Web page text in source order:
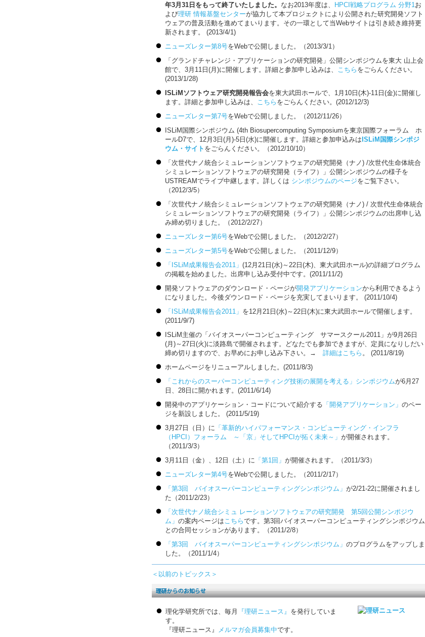
年3月31日をもって終了いたしました。 なお2013年度は、 HPCI戦略プログラム 分野1お
よび理研 情報基盤センターが協力して本プロジェクトにより公開された研究開発ソフト
ウェアの普及活動を進めてまいります。その一環として当Webサイトは引き続き維持更
新されます。 (2013/4/1)
ニューズレター第8号をWebで公開しました。（2013/3/1）
「グランドチャレンジ・アプリケーションの研究開発」公開シンポジウムを東大 山上会
館で、3月11日(月)に開催します。詳細と参加申し込みは、 こちら をごらんください。
(2013/1/28)
ISLiMソフトウェア研究開発報告会を東大武田ホールで、1月10日(木)-11日(金)に開催し
ます。詳細と参加申し込みは、 こちら をごらんください。(2012/12/3)
ニューズレター第7号をWebで公開しました。（2012/11/26）
ISLiM国際シンポジウム (4th Biosupercomputing Symposiumを東京国際フォーラム ホ
ールD7で、12月3日(月)-5日(水)に開催します。詳細と参加申込みは ISLiM国際シンポジ
ウム・サイト をごらんください。（2012/10/10）
「次世代ナノ統合シミュレーションソフトウェアの研究開発（ナノ) /次世代生命体統合
シミュレーションソフトウェアの研究開発（ライフ）」公開シンポジウムの様子を
USTREAMでライブ中継します。詳しくは シンポジウムのページをご覧下さい。
（2012/3/5）
「次世代ナノ統合シミュレーションソフトウェアの研究開発（ナノ) / 次世代生命体統合
シミュレーションソフトウェアの研究開発（ライフ）」公開シンポジウムの出席申し込
み締め切りました。（2012/2/27）
ニューズレター第6号をWebで公開しました。（2012/2/27）
ニューズレター第5号をWebで公開しました。（2011/12/9）
「ISLiM成果報告会2011」 (12月21日(水)～22日(木)、東大武田ホール)の詳細プログラム
の掲載を始めました。出席申し込み受付中です。(2011/11/2)
開発ソフトウェアのダウンロード・ページが開発アプリケーションから利用できるよう
になりました。今後ダウンロード・ページを充実してまいります。 (2011/10/4)
「ISLiM成果報告会2011」 を12月21日(水)～22日(木)に東大武田ホールで開催します。
(2011/9/7)
ISLiM主催の「バイオスーパーコンピューティング サマースクール2011」が9月26日
(月)～27日(火)に淡路島で開催されます。どなたでも参加できますが、定員になりしだい
締め切りますので、お早めにお申し込み下さい。→ 詳細はこちら 。 (2011/8/19)
ホームページをリニューアルしました。(2011/8/3)
「これからのスーパーコンピューティング技術の展開を考える」シンポジウムが6月27
日、28日に開かれます。(2011/6/14)
開発中のアプリケーション・コードについて紹介する 「開発アプリケーション」 のペー
ジを新設しました。 (2011/5/19)
3月27日（日）に 「革新的ハイパフォーマンス・コンピューティング・インフラ
（HPCI）フォーラム ～「京」そしてHPCIが拓く未来～」 が開催されます。
（2011/3/3）
3月11日（金）、12日（土）に 「第1回」 が開催されます。（2011/3/3）
ニューズレター第4号をWebで公開しました。（2011/2/17）
「第3回 バイオスーパーコンピューティングシンポジウム」 が2/21-22に開催されまし
た（2011/2/23）
「次世代ナノ統合シミュ レーションソフトウェアの研究開発 第5回公開シンポジウ
ム」 の案内ページはこちらです。第3回バイオスーパーコンピューティングシンポジウム
との合同セッションがあります。（2011/2/8）
「第3回 バイオスーパーコンピューティングシンポジウム」 のプログラムをアップしま
した。（2011/1/4）
＜以前のトピックス＞
理化学研究所では、毎月 『理研ニュース』 を発行していま
す。
『理研ニュース』
メルマガ会員募集中です。